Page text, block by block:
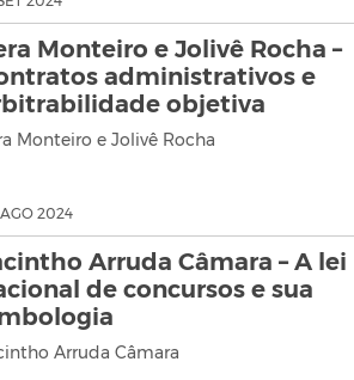
Monteiro e Jolivê Rocha –
administrativos e
objetiva
Monteiro e Jolivê Rocha
2024
Arruda Câmara – A lei
de concursos e sua
Arruda Câmara